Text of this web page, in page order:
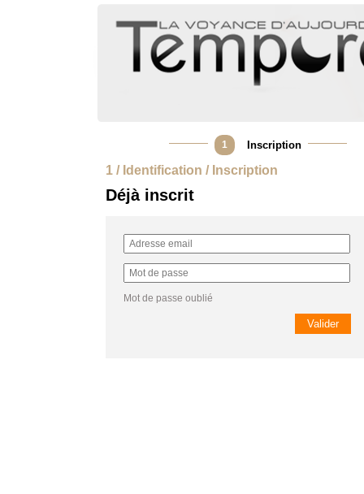
1 Inscription
1 / Identification / Inscription
Déjà inscrit
Mot de passe oublié